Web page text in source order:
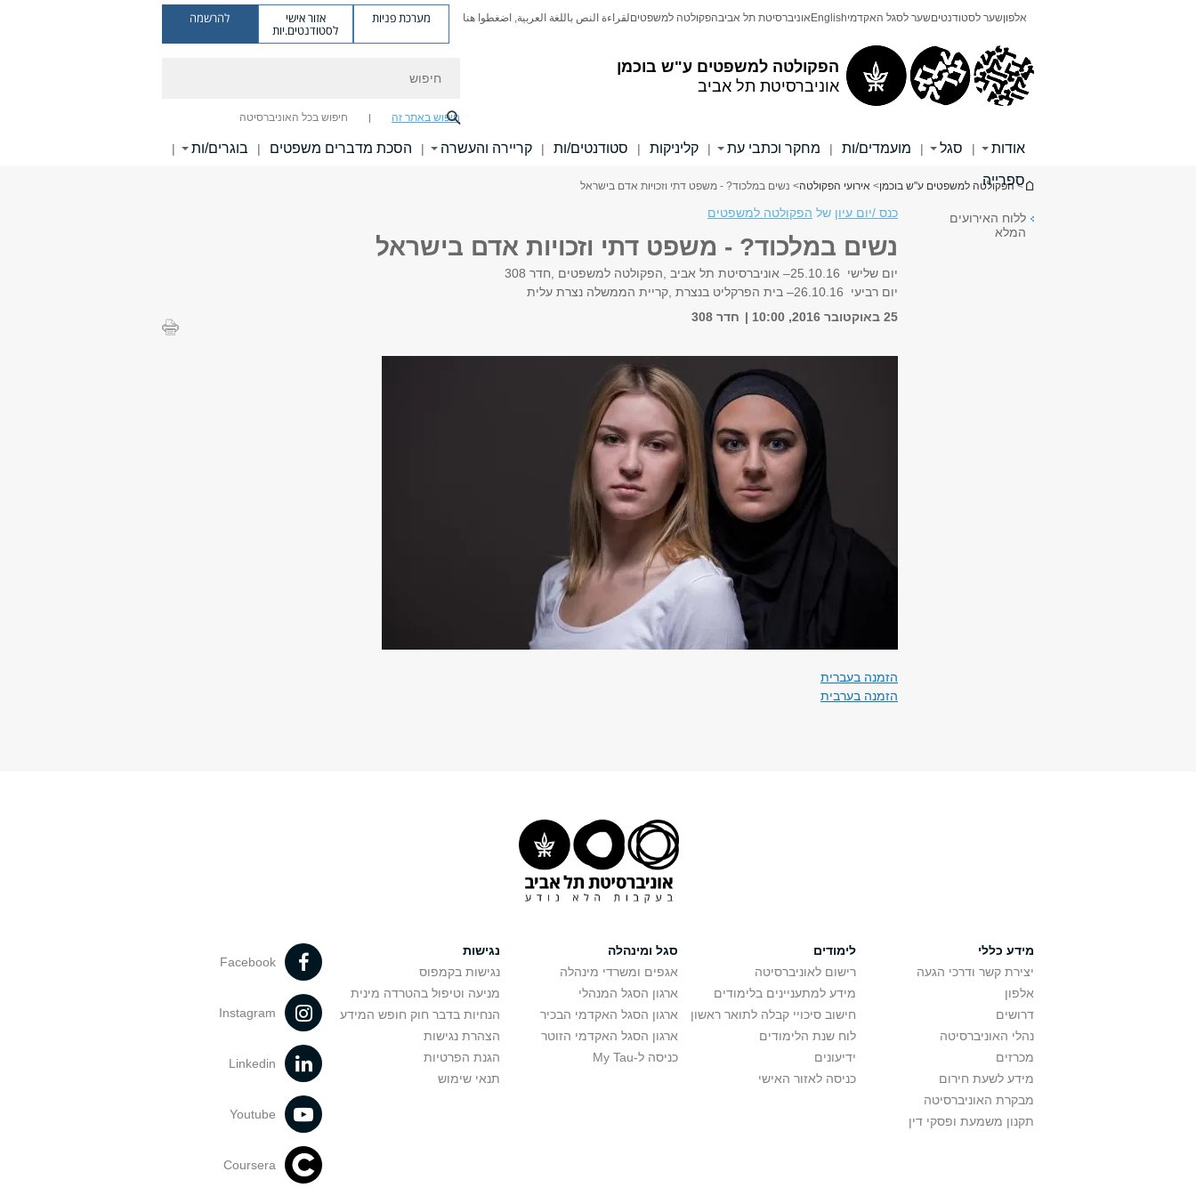
הפקולטה למשפטים ע"ש בוכמן
אוניברסיטת תל אביב
אלפוןשער לסטודנטיםשער לסגל האקדמיEnglish אוניברסיטת תל אביבהפקולטה למשפטיםلقراءة النص باللغة العربية, اضغطوا هنا מערכת פניות אזור אישי
לסטודנטים.יות
להרשמה
חיפוש באתר זה חיפוש בכל האוניברסיטה
אודות | סגל | מועמדים/ות | מחקר וכתבי עת | קליניקות | סטודנטים/ות | קריירה והעשרה | הסכת מדברים משפטים | בוגרים/ות |
ספרייה
הינך נמצא כאן
> הפקולטה למשפטים ע"ש בוכמן> אירועי הפקולטה> נשים במלכוד? - משפט דתי וזכויות אדם בישראל
ללוח האירועים
המלא
כנס /יום עיון של הפקולטה למשפטים
נשים במלכוד? - משפט דתי וזכויות אדם בישראל
יום שלישי 25.10.16
– אוניברסיטת תל אביב הפקולטה למשפטים חדר 308
יום רביעי
26.10.16
– בית הפרקליט בנצרת קריית הממשלה נצרת עלית
25 באוקטובר 2016, 10:00
חדר 308
הזמנה בעברית
הזמנה בערבית
מידע כללי
יצירת קשר ודרכי הגעה
אלפון
דרושים
נהלי האוניברסיטה
מכרזים
מידע לשעת חירום
מבקרת האוניברסיטה
תקנון משמעת ופסקי דין
לימודים
רישום לאוניברסיטה
מידע למתעניינים בלימודים
חישוב סיכויי קבלה לתואר ראשון
לוח שנת הלימודים
ידיעונים
כניסה לאזור האישי
סגל ומינהלה
אגפים ומשרדי מינהלה
ארגון הסגל המנהלי
ארגון הסגל האקדמי הבכיר
ארגון הסגל האקדמי הזוטר
כניסה ל-My Tau
נגישות
נגישות בקמפוס
מניעה וטיפול בהטרדה מינית
הנחיות בדבר חוק חופש המידע
הצהרת נגישות
הגנת הפרטיות
תנאי שימוש
Facebook
Instagram
Linkedin
Youtube
Coursera